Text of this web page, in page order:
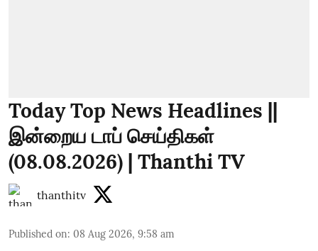
Today Top News Headlines ||
இன்றைய டாப் செய்திகள்
(08.08.2026) | Thanthi TV
thanthitv
Published on: 08 Aug 2026, 9:58 am